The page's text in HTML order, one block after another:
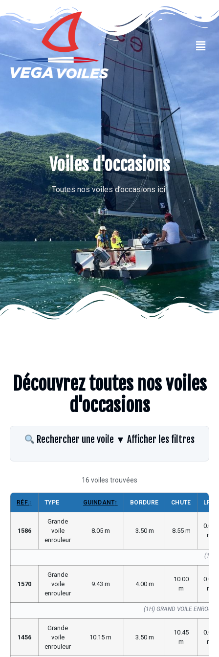
VOILES OCCASIONS
Voiles d'occasions
Toutes nos voiles d’occasions ici
Découvrez toutes nos voiles
d'occasions
Rechercher une voile ▼ Afficher les filtres
16 voiles trouvées
RÉF.↕ TYPE GUINDANT↑ BORDURE CHUTE LP
1586
Grande
voile
enrouleur
8.05 m 3.50 m 8.55 m
0.00
m
1570
Grande
voile
enrouleur
9.43 m 4.00 m
10.00
m
0.00
m
(1H) GRAND VOILE
1456
Grande
voile
enrouleur
10.15 m 3.50 m
10.45
m
0.00
m